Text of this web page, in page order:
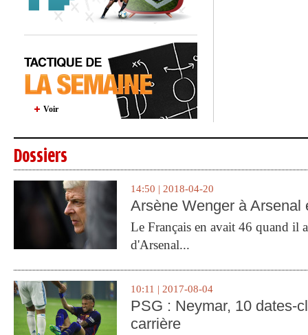
Voir
Dossiers
14:50 | 2018-04-20
Arsène Wenger à Arsenal
Le Français en avait 46 quand il
d'Arsenal...
10:11 | 2017-08-04
PSG : Neymar, 10 dates-
carrière